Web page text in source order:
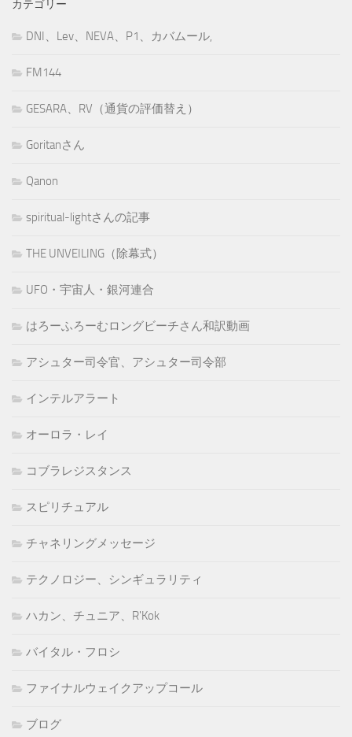
カテゴリー
DNI、Lev、NEVA、P1、カバムール,
FM144
GESARA、RV（通貨の評価替え）
Goritanさん
Qanon
spiritual-lightさんの記事
THE UNVEILING（除幕式）
UFO・宇宙人・銀河連合
はろーふろーむロングビーチさん和訳動画
アシュター司令官、アシュター司令部
インテルアラート
オーロラ・レイ
コブラレジスタンス
スピリチュアル
チャネリングメッセージ
テクノロジー、シンギュラリティ
ハカン、チュニア、R'Kok
バイタル・フロシ
ファイナルウェイクアップコール
ブログ